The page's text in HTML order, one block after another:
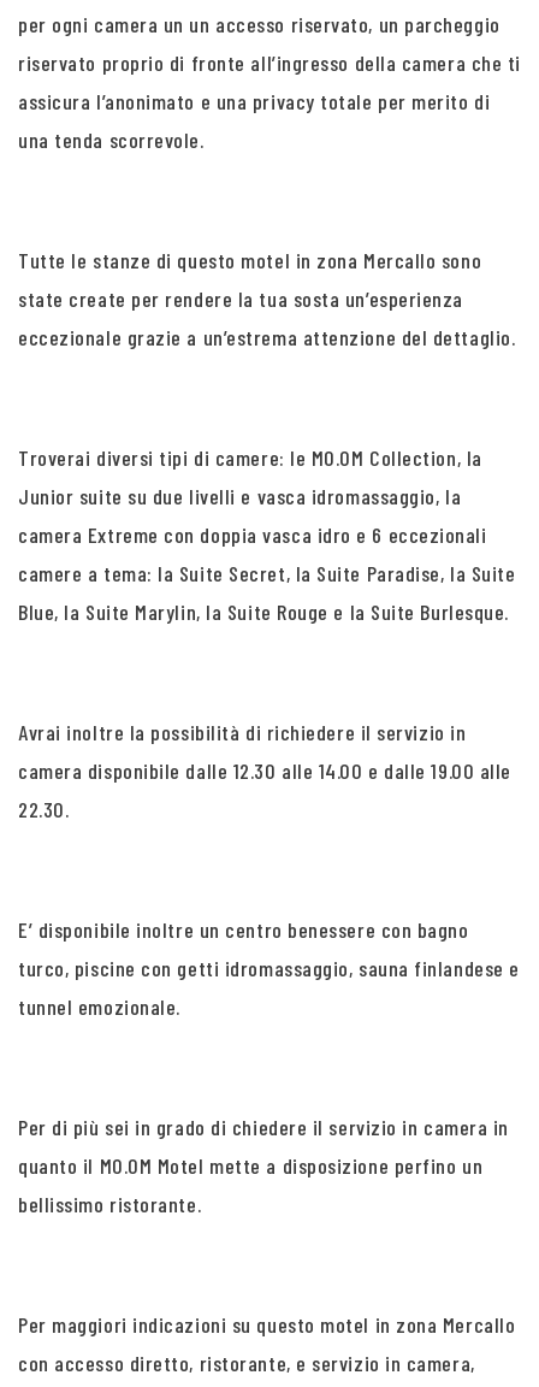
per ogni camera un un accesso riservato, un parcheggio
riservato proprio di fronte all’ingresso della camera che ti
assicura l’anonimato e una privacy totale per merito di
una tenda scorrevole.
Tutte le stanze di questo motel in zona Mercallo sono
state create per rendere la tua sosta un’esperienza
eccezionale grazie a un’estrema attenzione del dettaglio.
Troverai diversi tipi di camere: le MO.OM Collection, la
Junior suite su due livelli e vasca idromassaggio, la
camera Extreme con doppia vasca idro e 6 eccezionali
camere a tema: la Suite Secret, la Suite Paradise, la Suite
Blue, la Suite Marylin, la Suite Rouge e la Suite Burlesque.
Avrai inoltre la possibilità di richiedere il servizio in
camera disponibile dalle 12.30 alle 14.00 e dalle 19.00 alle
22.30.
E’ disponibile inoltre un centro benessere con bagno
turco, piscine con getti idromassaggio, sauna finlandese e
tunnel emozionale.
Per di più sei in grado di chiedere il servizio in camera in
quanto il MO.OM Motel mette a disposizione perfino un
bellissimo ristorante.
Per maggiori indicazioni su questo motel in zona Mercallo
con accesso diretto, ristorante, e servizio in camera,